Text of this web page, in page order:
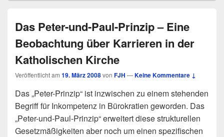
Das Peter-und-Paul-Prinzip – Eine
Beobachtung über Karrieren in der
Katholischen Kirche
Veröffentlicht am 19. März 2008von FJH —Keine Kommentare ↓
Das „Peter-Prinzip“ ist inzwischen zu einem stehenden
Begriff für Inkompetenz in Bürokratien geworden. Das
„Peter-und-Paul-Prinzip“ erweitert diese strukturellen
Gesetzmäßigkeiten aber noch um einen spezifischen